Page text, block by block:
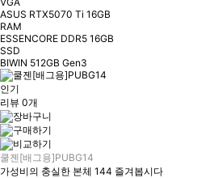
ASUS RTX5070 Ti 16GB
RAM
ESSENCORE DDR5 16GB
SSD
BIWIN 512GB Gen3
인기
리뷰 0개
쿨젠[배그용]PUBG14
가성비의 충실한 본체 144 즐겨봅시다